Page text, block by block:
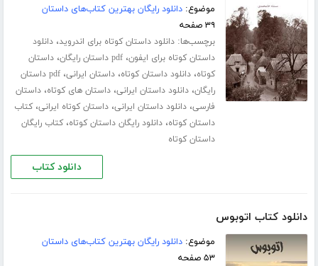
موضوع:دانلود رایگان بهترین کتاب‌های داستان
۳۹ صفحه
برچسب‌ها:دانلود داستان کوتاه برای اندروید،دانلود
داستان کوتاه برای ایفون،pdf داستان رایگان ،داستان
کوتاه،دانلود داستان کوتاه،داستان ایرانی،
pdf داستان
رایگان،دانلود داستان ایرانی،داستان های کوتاه،داستان
فارسی،دانلود داستان ایرانی،داستان کوتاه ایرانی،کتاب
داستان کوتاه،دانلود رایگان داستان کوتاه،کتاب رایگان
داستان کوتاه
دانلود کتاب
دانلود کتاب اتوبوس
موضوع:دانلود رایگان بهترین کتاب‌های داستان
۵۳ صفحه